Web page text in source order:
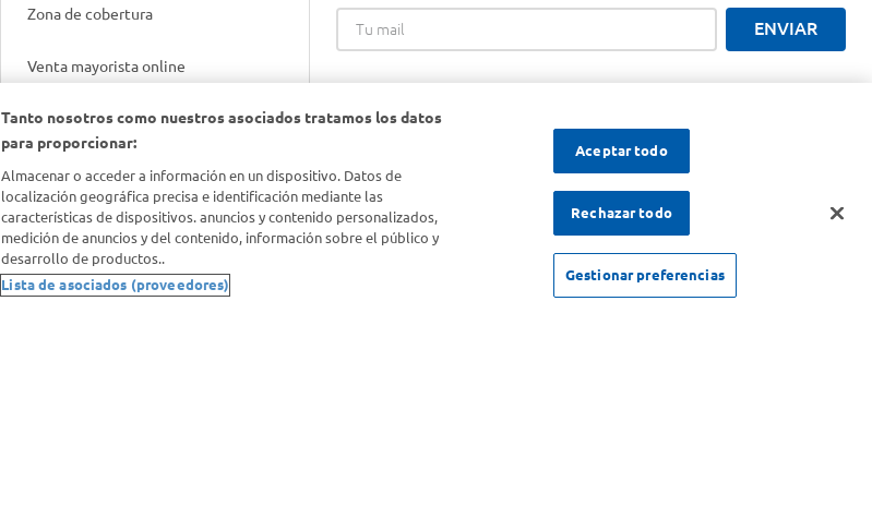
Zona de cobertura
Venta mayorista online
Gift cards empresariales
ENVIAR
Tanto nosotros como nuestros asociados tratamos los datos
para proporcionar:
Almacenar o acceder a información en un dispositivo. Datos de
localización geográfica precisa e identificación mediante las
características de dispositivos. anuncios y contenido personalizados,
medición de anuncios y del contenido, información sobre el público y
desarrollo de productos..
Lista de asociados (proveedores)
Aceptar todo
Rechazar todo
Gestionar preferencias